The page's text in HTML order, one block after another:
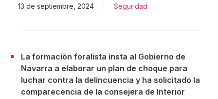
13 de septiembre, 2024 Seguridad
La formación foralista insta al Gobierno de
Navarra a elaborar un plan de choque para
luchar contra la delincuencia y ha solicitado la
comparecencia de la consejera de Interior